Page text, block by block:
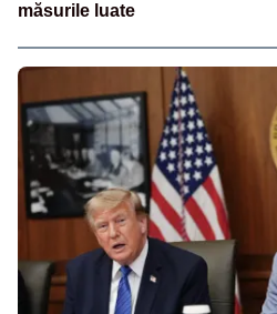
măsurile luate